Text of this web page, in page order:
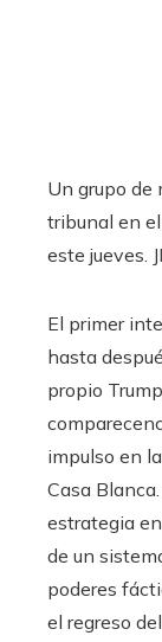
Un grupo de
tribunal en
este jueves.
El primer
hasta
propio
impulso en
Casa
estrategia
de un
poderes
el regreso